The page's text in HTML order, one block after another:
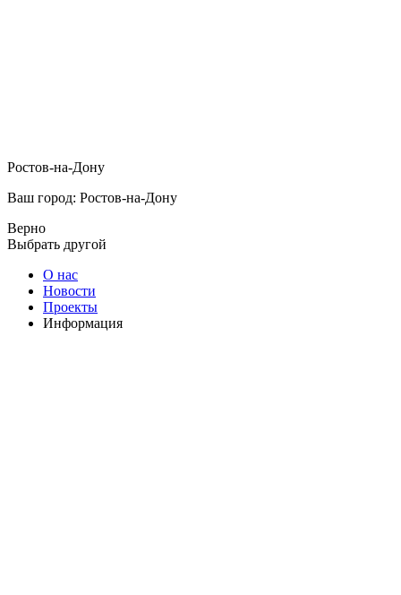
Ростов-на-Дону
Ваш город: Ростов-на-Дону
Верно
Выбрать другой
О нас
Новости
Проекты
Информация